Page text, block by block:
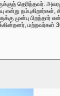
தெரிந்தவர்.
என்று
பிறந்தார்
மற்றவர்கள்